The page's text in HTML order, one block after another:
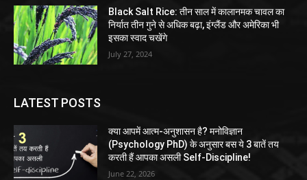
Black Salt Rice: तीन साल में कालानमक चावल का
निर्यात तीन गुने से अधिक बढ़ा, इंग्लैंड और अमेरिका भी
इसका स्वाद चखेंगे
July 27, 2024
LATEST POSTS
क्या आपमें आत्म-अनुशासन है? मनोविज्ञान
(Psychology PhD) के अनुसार बस ये 3 बातें तय
करती हैं आपका असली Self-Discipline!
June 22, 2026